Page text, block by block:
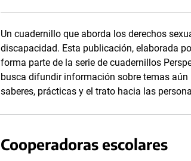
Un cuadernillo que aborda los derechos
discapacidad. Esta publicación, elaborada
forma parte de la serie de cuadernillos
busca difundir información sobre temas
saberes, prácticas y el trato hacia las
Cooperadoras escolares